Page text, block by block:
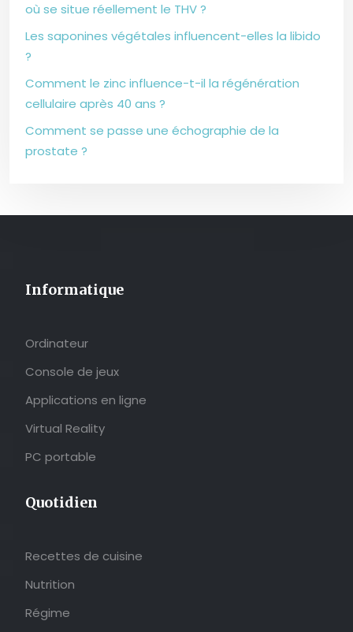
où se situe réellement le THV ?
Les saponines végétales influencent-elles la libido
?
Comment le zinc influence-t-il la régénération
cellulaire après 40 ans ?
Comment se passe une échographie de la
prostate ?
Informatique
Ordinateur
Console de jeux
Applications en ligne
Virtual Reality
PC portable
Quotidien
Recettes de cuisine
Nutrition
Régime